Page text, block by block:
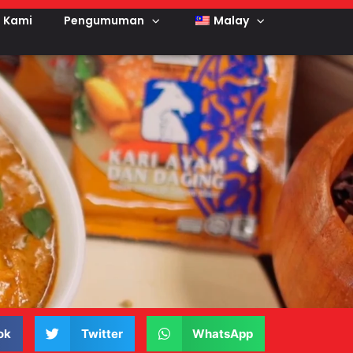
Pengumuman Malay
Twitter WhatsApp